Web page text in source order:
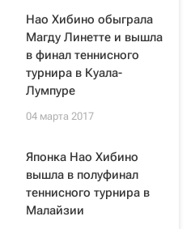
Нао Хибино обыграла
Магду Линетте и вышла
в финал теннисного
турнира в Куала-
Лумпуре
04 марта 2017
Японка Нао Хибино
вышла в полуфинал
теннисного турнира в
Малайзии